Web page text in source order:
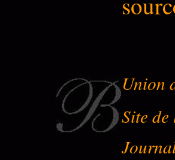
Union
Site